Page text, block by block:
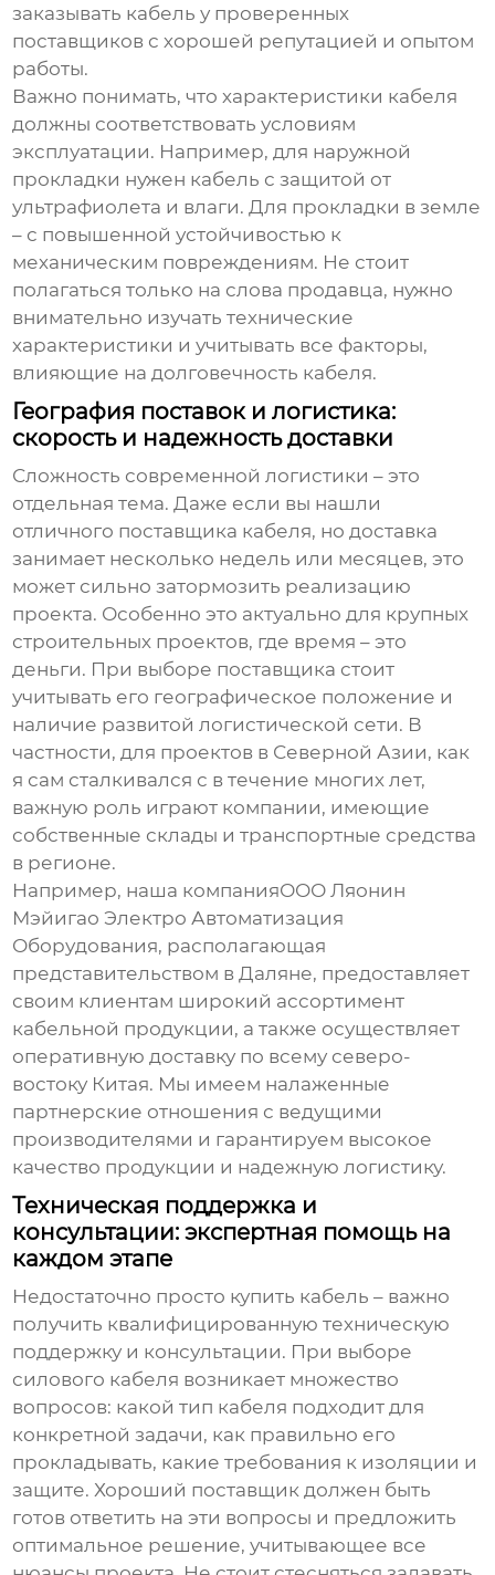
заказывать кабель у проверенных
поставщиков с хорошей репутацией и опытом
работы.
Важно понимать, что характеристики кабеля
должны соответствовать условиям
эксплуатации. Например, для наружной
прокладки нужен кабель с защитой от
ультрафиолета и влаги. Для прокладки в земле
– с повышенной устойчивостью к
механическим повреждениям. Не стоит
полагаться только на слова продавца, нужно
внимательно изучать технические
характеристики и учитывать все факторы,
влияющие на долговечность кабеля.
География поставок и логистика:
скорость и надежность доставки
Сложность современной логистики – это
отдельная тема. Даже если вы нашли
отличного поставщика кабеля, но доставка
занимает несколько недель или месяцев, это
может сильно затормозить реализацию
проекта. Особенно это актуально для крупных
строительных проектов, где время – это
деньги. При выборе поставщика стоит
учитывать его географическое положение и
наличие развитой логистической сети. В
частности, для проектов в Северной Азии, как
я сам сталкивался с в течение многих лет,
важную роль играют компании, имеющие
собственные склады и транспортные средства
в регионе.
Например, наша компанияООО Ляонин
Мэйигао Электро Автоматизация
Оборудования, располагающая
представительством в Даляне, предоставляет
своим клиентам широкий ассортимент
кабельной продукции, а также осуществляет
оперативную доставку по всему северо-
востоку Китая. Мы имеем налаженные
партнерские отношения с ведущими
производителями и гарантируем высокое
качество продукции и надежную логистику.
Техническая поддержка и
консультации: экспертная помощь на
каждом этапе
Недостаточно просто купить кабель – важно
получить квалифицированную техническую
поддержку и консультации. При выборе
силового кабеля возникает множество
вопросов: какой тип кабеля подходит для
конкретной задачи, как правильно его
прокладывать, какие требования к изоляции и
защите. Хороший поставщик должен быть
готов ответить на эти вопросы и предложить
оптимальное решение, учитывающее все